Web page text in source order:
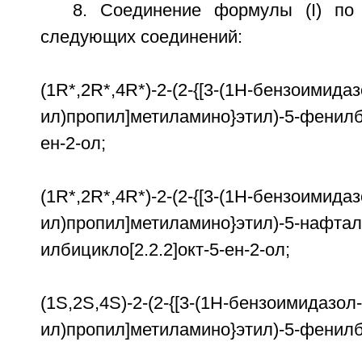
8. Соединение формулы (I) по
следующих соединений:
(1R*,2R*,4R*)-2-(2-{[3-(1Н-
ил)пропил]метиламино}этил)-5-
ен-2-ол;
(1R*,2R*,4R*)-2-(2-{[3-(1Н-
ил)пропил]метиламино}этил)-5-
илбицикло[2.2.2]окт-5-ен-2-ол;
(1S,2S,4S)-2-(2-{[3-(1Н-
ил)пропил]метиламино}этил)-5-